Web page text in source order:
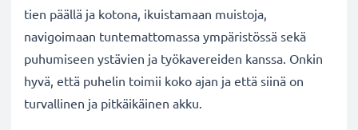
tien päällä ja kotona, ikuistamaan muistoja,
navigoimaan tuntemattomassa ympäristössä sekä
puhumiseen ystävien ja työkavereiden kanssa. Onkin
hyvä, että puhelin toimii koko ajan ja että siinä on
turvallinen ja pitkäikäinen akku.